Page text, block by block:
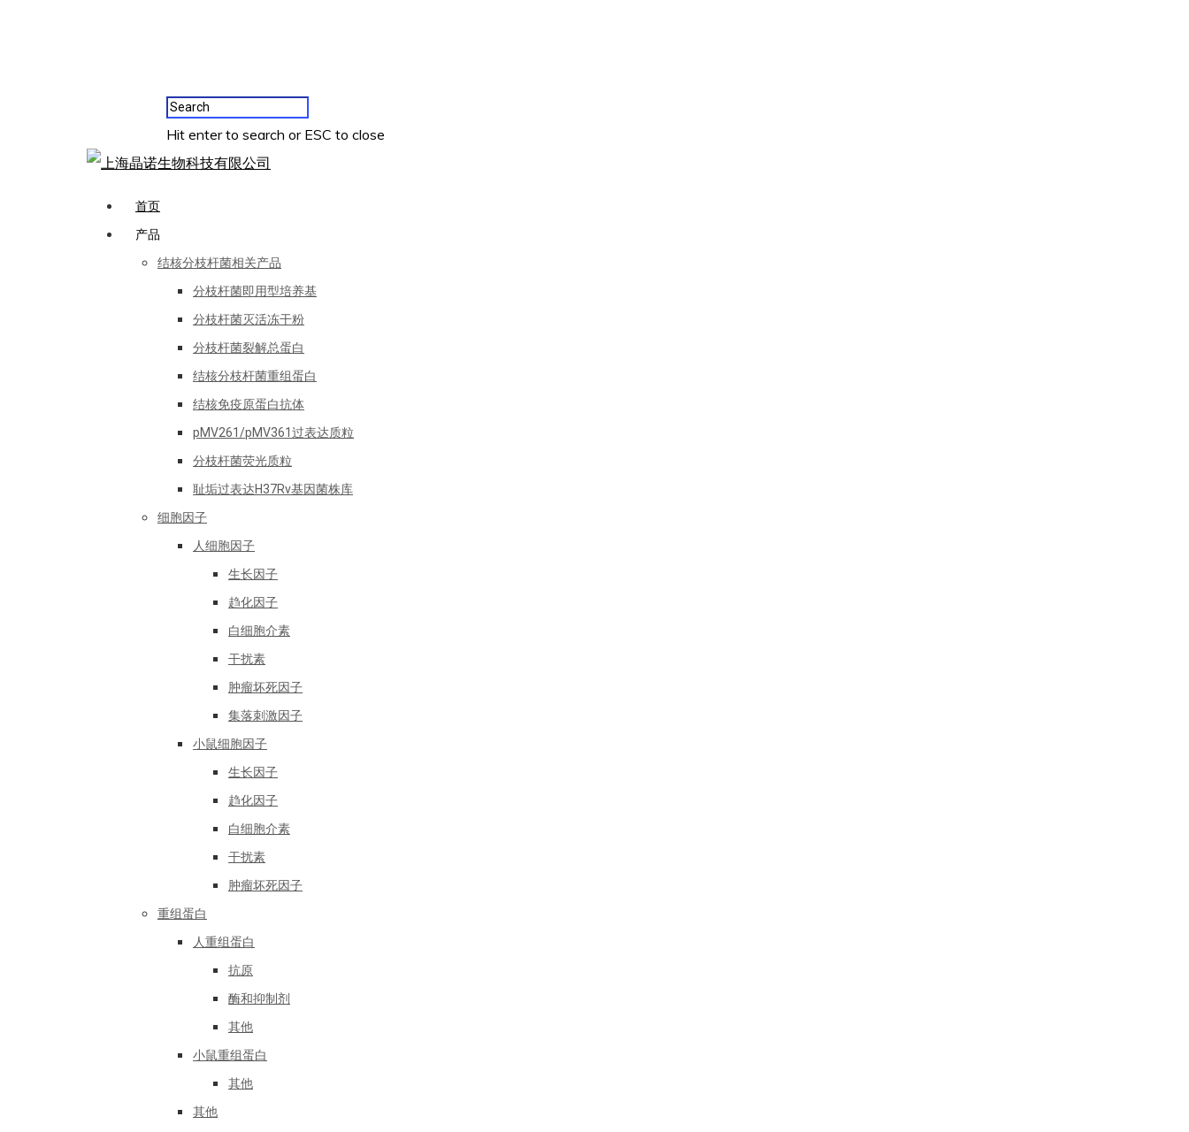
Hit enter to search or ESC to close
首页
产品
结核分枝杆菌相关产品
分枝杆菌即用型培养基
分枝杆菌灭活冻干粉
分枝杆菌裂解总蛋白
结核分枝杆菌重组蛋白
结核免疫原蛋白抗体
pMV261/pMV361过表达质粒
分枝杆菌荧光质粒
耻垢过表达H37Rv基因菌株库
细胞因子
人细胞因子
生长因子
趋化因子
白细胞介素
干扰素
肿瘤坏死因子
集落刺激因子
小鼠细胞因子
生长因子
趋化因子
白细胞介素
干扰素
肿瘤坏死因子
重组蛋白
人重组蛋白
抗原
酶和抑制剂
其他
小鼠重组蛋白
其他
其他